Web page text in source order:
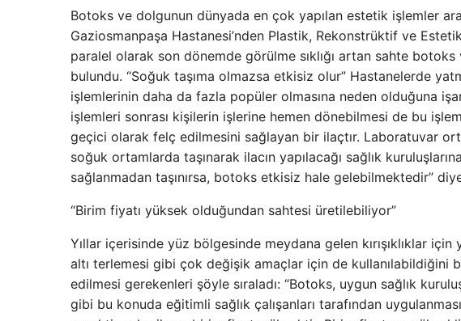
Botoks ve dolgunun dünyada en çok yapılan estetik işlemler
Gaziosmanpaşa Hastanesi’nden Plastik, Rekonstrüktif ve
paralel olarak son dönemde görülme sıklığı artan sahte botoks
bulundu. “Soğuk taşıma olmazsa etkisiz olur” Hastanelerde
işlemlerinin daha da fazla popüler olmasına neden olduğuna
işlemleri sonrası kişilerin işlerine hemen dönebilmesi de bu
geçici olarak felç edilmesini sağlayan bir ilaçtır. Laboratuvar
soğuk ortamlarda taşınarak ilacın yapılacağı sağlık
sağlanmadan taşınırsa, botoks etkisiz hale gelebilmektedir”
“Birim fiyatı yüksek olduğundan sahtesi üretilebiliyor”
Yıllar içerisinde yüz bölgesinde meydana gelen kırışıklıklar
altı terlemesi gibi çok değişik amaçlar için de kullanılabildiğini
edilmesi gerekenleri şöyle sıraladı: “Botoks, uygun sağlık
gibi bu konuda eğitimli sağlık çalışanları tarafından